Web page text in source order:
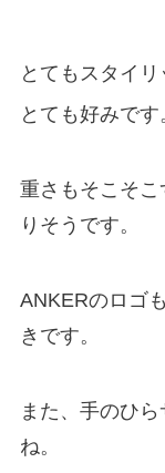
とてもスタイ
とても好みです
重さもそこそ
りそうです。
ANKERのロゴ
きです。
また、手のひ
ね。